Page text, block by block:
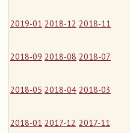
2019-01 2018-12 2018-11
2018-09 2018-08 2018-07
2018-05 2018-04 2018-03
2018-01 2017-12 2017-11